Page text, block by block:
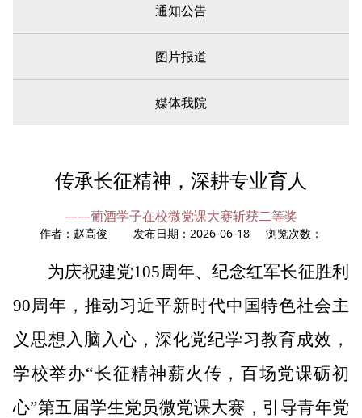
通知公告
图片报道
媒体我院
传承长征精神，深耕专业育人
——葡酒学子在校微党课大赛斩获二等奖
作者：赵高俊 发布日期：2026-06-18 浏览次数：
为庆祝建党105周年、纪念红军长征胜利
90周年，推动习近平新时代中国特色社会主
义思想入脑入心，深化党纪学习教育成效，
学校举办“长征精神薪火传，百场党课砺初
心”第五届学生党员微党课大赛，引导青年党